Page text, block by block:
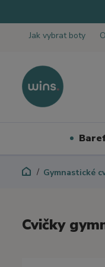
Jak vybrat boty
Gymnastické
Cvičky